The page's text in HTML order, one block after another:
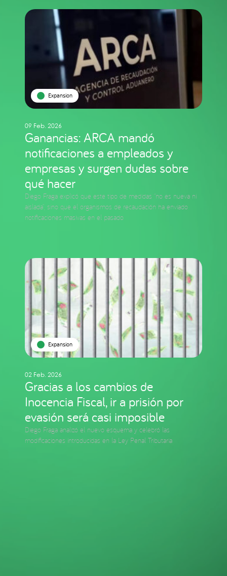
Expansion
09 Feb. 2026
Ganancias: ARCA mandó
notificaciones a empleados y
empresas y surgen dudas sobre
qué hacer
Diego Fraga explicó que este tipo de medidas “no es nueva ni
aislada”, sino que el organismos de recaudación ha enviado
notificaciones masivas en el pasado
Expansion
02 Feb. 2026
Gracias a los cambios de
Inocencia Fiscal, ir a prisión por
evasión será casi imposible
Diego Fraga analizó el nuevo esquema y celebró las
modificaciones introducidas en la Ley Penal Tributaria